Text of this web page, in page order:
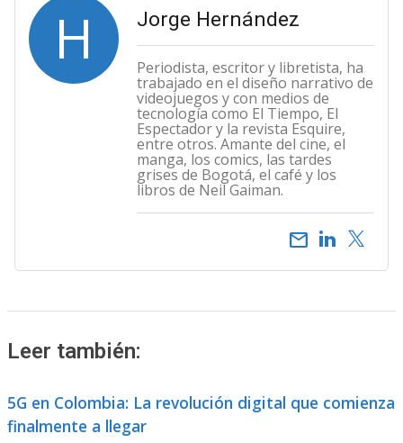
H Jorge Hernández
Periodista, escritor y libretista, ha
trabajado en el diseño narrativo de
videojuegos y con medios de
tecnología como El Tiempo, El
Espectador y la revista Esquire,
entre otros. Amante del cine, el
manga, los comics, las tardes
grises de Bogotá, el café y los
libros de Neil Gaiman.
email
Leer también:
5G en Colombia: La revolución digital que comienza
finalmente a llegar